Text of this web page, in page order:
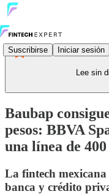
Suscribirse Iniciar sesión
Lee sin
Baubap
pesos: BBVA
una línea de
La fintech
banca y crédito